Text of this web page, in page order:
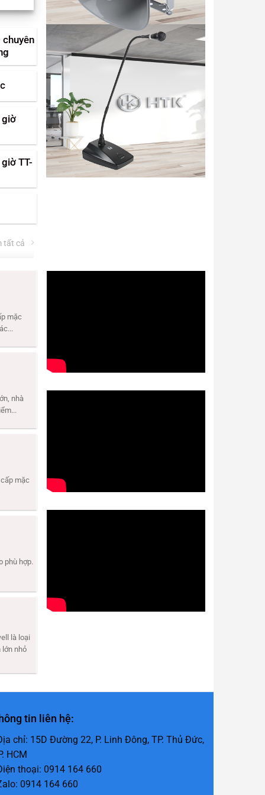
giờ
TT-
tất cả
mặc
nhà
mặc
phù hợp.
là loại
lớn nhỏ
tin liên hệ:
chỉ: 15D Đường 22, P. Linh Đông, TP. Thủ Đức,
HCM
thoại: 0914 164 660
0914 164 660